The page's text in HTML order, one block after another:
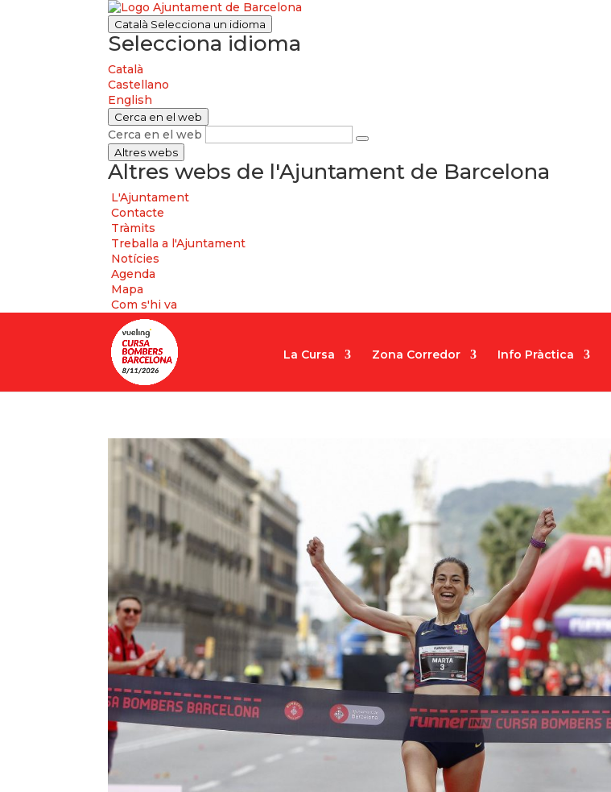
Català Selecciona un idioma
Selecciona idioma
Català
Castellano
English
Cerca en el web
Cerca en el web
Altres webs
Altres webs de l'Ajuntament de Barcelona
L'Ajuntament
Contacte
Tràmits
Treballa a l'Ajuntament
Notícies
Agenda
Mapa
Com s'hi va
La Cursa Zona Corredor Info Pràctica